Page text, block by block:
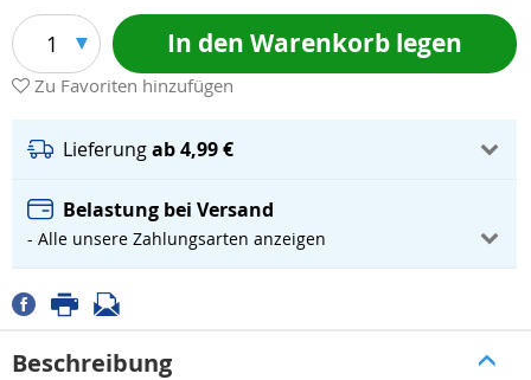
1 In den Warenkorb legen
Zu Favoriten hinzufügen
Lieferungab 4,99 €
Belastung bei Versand
- Alle unsere Zahlungsarten anzeigen
Beschreibung